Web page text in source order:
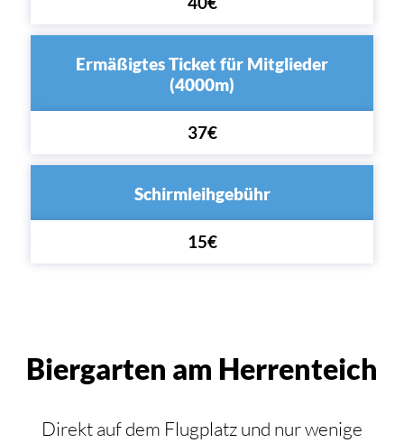
Ermäßigtes Ticket für Mitglieder
(4000m)
37€
Schirmleihgebühr
15€
Biergarten am Herrenteich
Direkt auf dem Flugplatz und nur wenige